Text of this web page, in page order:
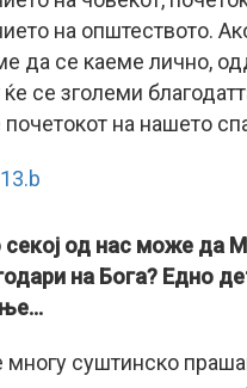
на општеството.
да се каеме лично,
ќе се зголеми
почетокот на нашето
секој од нас може да
на Бога? Едно
многу суштинско